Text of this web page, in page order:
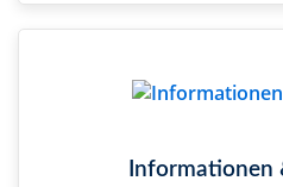
Informationen